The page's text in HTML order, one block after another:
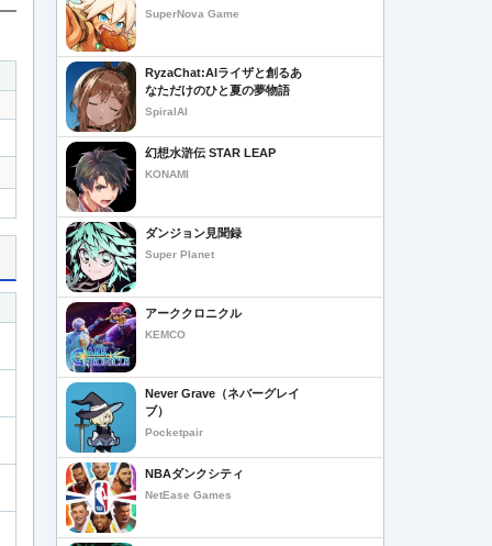
SuperNova Game
RyzaChat:AIライザと創るあ
なただけのひと夏の夢物語
SpiralAI
幻想水滸伝 STAR LEAP
KONAMI
ダンジョン見聞録
Super Planet
アーククロニクル
KEMCO
Never Grave（ネバーグレイ
ブ）
Pocketpair
NBAダンクシティ
NetEase Games